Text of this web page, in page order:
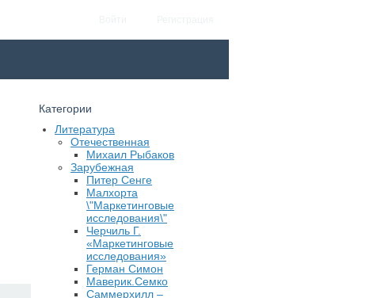
Категории
Литература
Отечественная
Михаил Рыбаков
Зарубежная
Питер Сенге
Малхорта
\"Маркетинговые
исследования\"
Черчиль Г.
«Маркетинговые
исследования»
Герман Симон
Маверик.Семко
Саммерхилл –